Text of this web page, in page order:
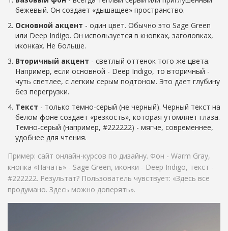
бежевый. Он создает «дышащее» пространство.
Основной акцент - один цвет. Обычно это Sage Green
или Deep Indigo. Он используется в кнопках, заголовках,
иконках. Не больше.
Вторичный акцент - светлый оттенок того же цвета.
Например, если основной - Deep Indigo, то вторичный -
чуть светлее, с легким серым подтоном. Это дает глубину
без перегрузки.
Текст - только темно-серый (не черный). Черный текст на
белом фоне создает «резкость», которая утомляет глаза.
Темно-серый (например, #222222) - мягче, современнее,
удобнее для чтения.
Пример: сайт онлайн-курсов по дизайну. Фон - Warm Gray,
кнопка «Начать» - Sage Green, иконки - Deep Indigo, текст -
#222222. Результат? Пользователь чувствует: «Здесь все
продумано. Здесь можно доверять».